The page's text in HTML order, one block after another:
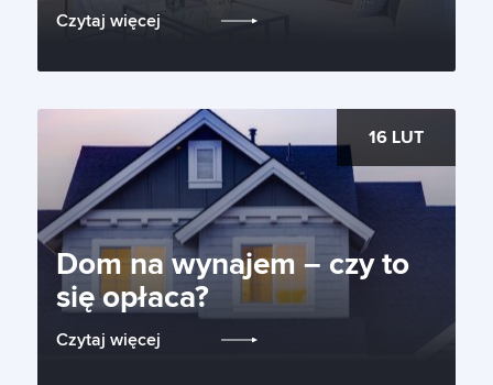
Czytaj więcej
16 LUT
Dom na wynajem – czy to
się opłaca?
Czytaj więcej